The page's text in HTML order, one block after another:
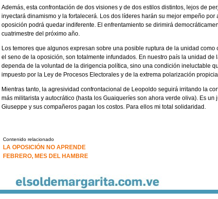
Además, esta confrontación de dos visiones y de dos estilos distintos, lejos de
inyectará dinamismo y la fortalecerá. Los dos líderes harán su mejor empeño
oposición podrá quedar indiferente. El enfrentamiento se dirimirá
cuatrimestre del próximo año.
Los temores que algunos expresan sobre una posible ruptura de la unidad
el seno de la oposición, son totalmente infundados. En nuestro país la unidad
dependa de la voluntad de la dirigencia política, sino una condición ineluctable
impuesto por la Ley de Procesos Electorales y de la extrema polarización
Mientras tanto, la agresividad confrontacional de Leopoldo seguirá irritando la
más militarista y autocrático (hasta los Guaiqueríes son ahora verde oliva). Es
Giuseppe y sus compañeros pagan los costos. Para ellos mi total solidaridad.
Contenido relacionado
LA OPOSICIÓN NO APRENDE
FEBRERO, MES DEL HAMBRE